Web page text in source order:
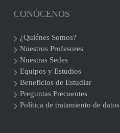
CONÓCENOS
¿Quiénes Somos?
Nuestros Profesores
Nuestras Sedes
Equipos y Estudios
Beneficios de Estudiar
Preguntas Frecuentes
Política de tratamiento de datos